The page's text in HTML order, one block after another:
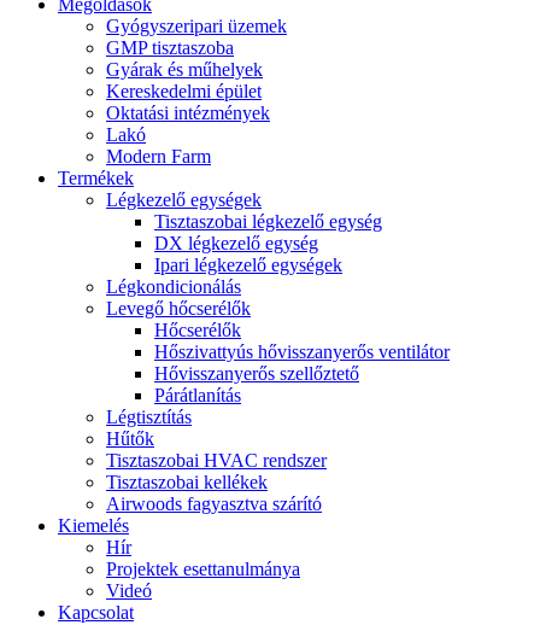
Megoldások
Gyógyszeripari üzemek
GMP tisztaszoba
Gyárak és műhelyek
Kereskedelmi épület
Oktatási intézmények
Lakó
Modern Farm
Termékek
Légkezelő egységek
Tisztaszobai légkezelő egység
DX légkezelő egység
Ipari légkezelő egységek
Légkondicionálás
Levegő hőcserélők
Hőcserélők
Hőszivattyús hővisszanyerős ventilátor
Hővisszanyerős szellőztető
Párátlanítás
Légtisztítás
Hűtők
Tisztaszobai HVAC rendszer
Tisztaszobai kellékek
Airwoods fagyasztva szárító
Kiemelés
Hír
Projektek esettanulmánya
Videó
Kapcsolat